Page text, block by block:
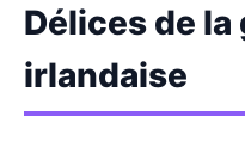
Délices de
irlandaise